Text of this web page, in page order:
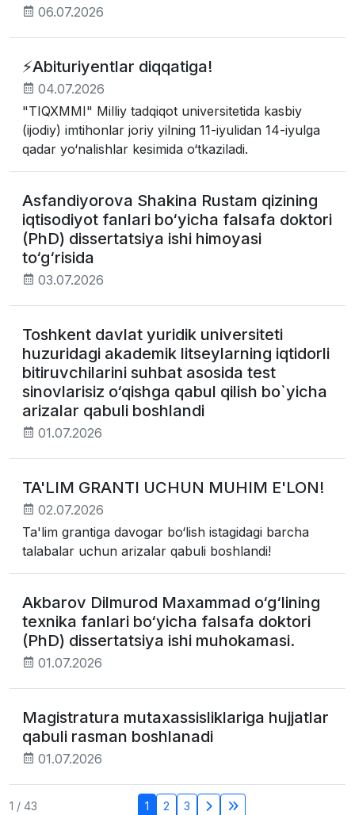
06.07.2026
⚡️Abituriyentlar diqqatiga!
04.07.2026
"TIQXMMI" Milliy tadqiqot universitetida kasbiy
(ijodiy) imtihonlar joriy yilning 11-iyulidan 14-iyulga
qadar yo‘nalishlar kesimida o‘tkaziladi.
Asfandiyorova Shakina Rustam qizining
iqtisodiyot fanlari bo‘yicha falsafa doktori
(PhD) dissertatsiya ishi himoyasi
to‘g‘risida
03.07.2026
Toshkent davlat yuridik universiteti
huzuridagi akademik litseylarning iqtidorli
bitiruvchilarini suhbat asosida test
sinovlarisiz o‘qishga qabul qilish bo`yicha
arizalar qabuli boshlandi
01.07.2026
TA'LIM GRANTI UCHUN MUHIM E'LON!
02.07.2026
Ta'lim grantiga davogar bo‘lish istagidagi barcha
talabalar uchun arizalar qabuli boshlandi!
Akbarov Dilmurod Maxammad o‘g‘lining
texnika fanlari bo‘yicha falsafa doktori
(PhD) dissertatsiya ishi muhokamasi.
01.07.2026
Magistratura mutaxassisliklariga hujjatlar
qabuli rasman boshlanadi
01.07.2026
1 / 43 1 2 3